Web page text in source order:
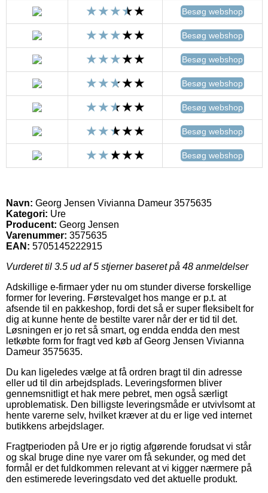
Besøg webshop
Besøg webshop
Besøg webshop
Besøg webshop
Besøg webshop
Besøg webshop
Besøg webshop
Navn: Georg Jensen Vivianna Dameur 3575635
Kategori: Ure
Producent: Georg Jensen
Varenummer: 3575635
EAN: 5705145222915
Vurderet til 3.5 ud af 5 stjerner baseret på 48 anmeldelser
Adskillige e-firmaer yder nu om stunder diverse forskellige
former for levering. Førstevalget hos mange er p.t. at
afsende til en pakkeshop, fordi det så er super fleksibelt for
dig at kunne hente de bestilte varer når der er tid til det.
Løsningen er jo ret så smart, og endda endda den mest
letkøbte form for fragt ved køb af Georg Jensen Vivianna
Dameur 3575635.
Du kan ligeledes vælge at få ordren bragt til din adresse
eller ud til din arbejdsplads. Leveringsformen bliver
gennemsnitligt et hak mere pebret, men også særligt
uproblematisk. Den billigste leveringsmåde er utvivlsomt at
hente varerne selv, hvilket kræver at du er lige ved internet
butikkens arbejdslager.
Fragtperioden på Ure er jo rigtig afgørende forudsat vi står
og skal bruge dine nye varer om få sekunder, og med det
formål er det fuldkommen relevant at vi kigger nærmere på
den estimerede leveringsdato ved det aktuelle produkt.